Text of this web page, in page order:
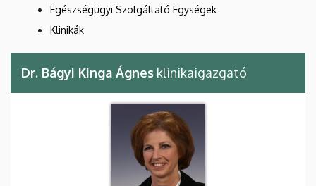
Egészségügyi Szolgáltató Egységek
Klinikák
Dr. Bágyi Kinga Ágnes klinikaigazgató